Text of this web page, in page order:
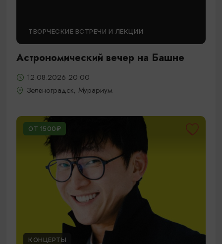
ТВОРЧЕСКИЕ ВСТРЕЧИ И ЛЕКЦИИ
Астрономический вечер на Башне
12.08.2026 20:00
Зеленоградск, Мурариум
ОТ 1500₽
КОНЦЕРТЫ